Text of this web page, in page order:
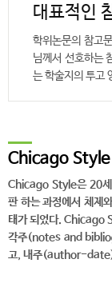
대표적인
학위논문의 참고
님께서 선호하는
는 학술지의 투고
Chicago Style
Chicago Style은 20
판 하는 과정에서 체제
태가 되었다. Chicago
각주(notes and
고, 내주(author-date)